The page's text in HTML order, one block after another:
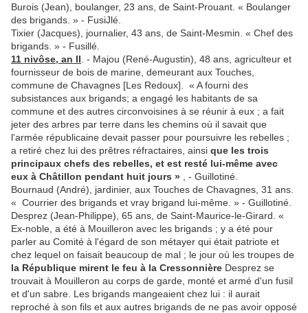
Burois (Jean), boulanger, 23 ans, de Saint-Prouant. « Boulanger
des brigands. » - FusiJlé.
Tixier (Jacques), journalier, 43 ans, de Saint-Mesmin. « Chef des
brigands. » - Fusillé.
11 nivôse, an II . - Majou (René-Augustin), 48 ans, agricul­teur et
fournisseur de bois de marine, demeurant aux Touches,
commune de Chavagnes [Les Redoux]. « A fourni des
subsistances aux brigands; a engagé les ha­bitants de sa
commune et des autres circonvoisines à se réunir à eux ; a fait
jeter des arbres par terre dans les chemins où il savait que
l'armée républicaine devait passer pour poursuivre les rebelles ;
a retiré chez lui des prêtres réfractaires, ainsi que les trois
principaux chefs des rebelles, et est resté lui-même avec
eux à Châtillon pendant huit jours » , - Guillotiné.
Bournaud (André), jardinier, aux Touches de Chavagnes, 31 ans.
« Courrier des brigands et vray brigand lui-même. » - Guillotiné.
Desprez (Jean-Philippe), 65 ans, de Saint-Maurice-le-Girard. «
Ex-noble, a été à Mouilleron avec les brigands ; y a été pour
parler au Comité à l'égard de son métayer qui était patriote et
chez lequel on faisait beaucoup de mal ; le jour où les troupes de
la République mirent le feu à la Cressonnière Desprez se
trouvait à Mouilleron au corps de garde, monté et armé d'un fusil
et d'un sabre. Les brigands mangeaient chez lui : il aurait
reproché à son fils et aux autres brigands de ne pas avoir opposé